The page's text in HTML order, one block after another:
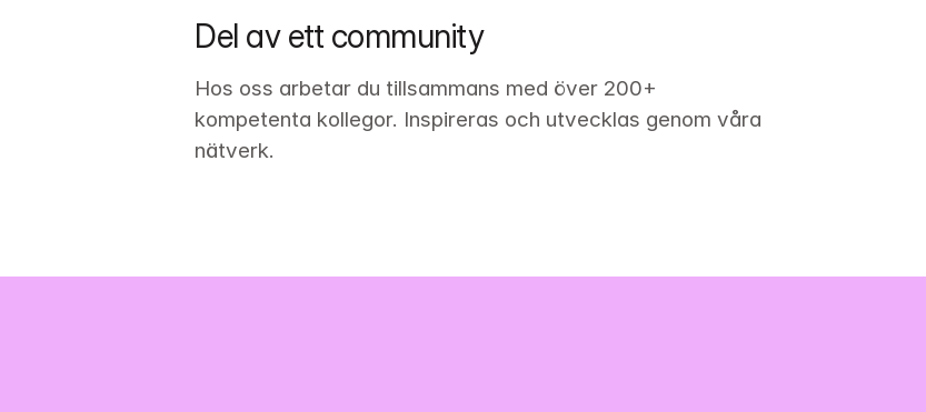
Del av ett community
Hos oss arbetar du tillsammans med över 200+
kompetenta kollegor. Inspireras och utvecklas genom våra
nätverk.